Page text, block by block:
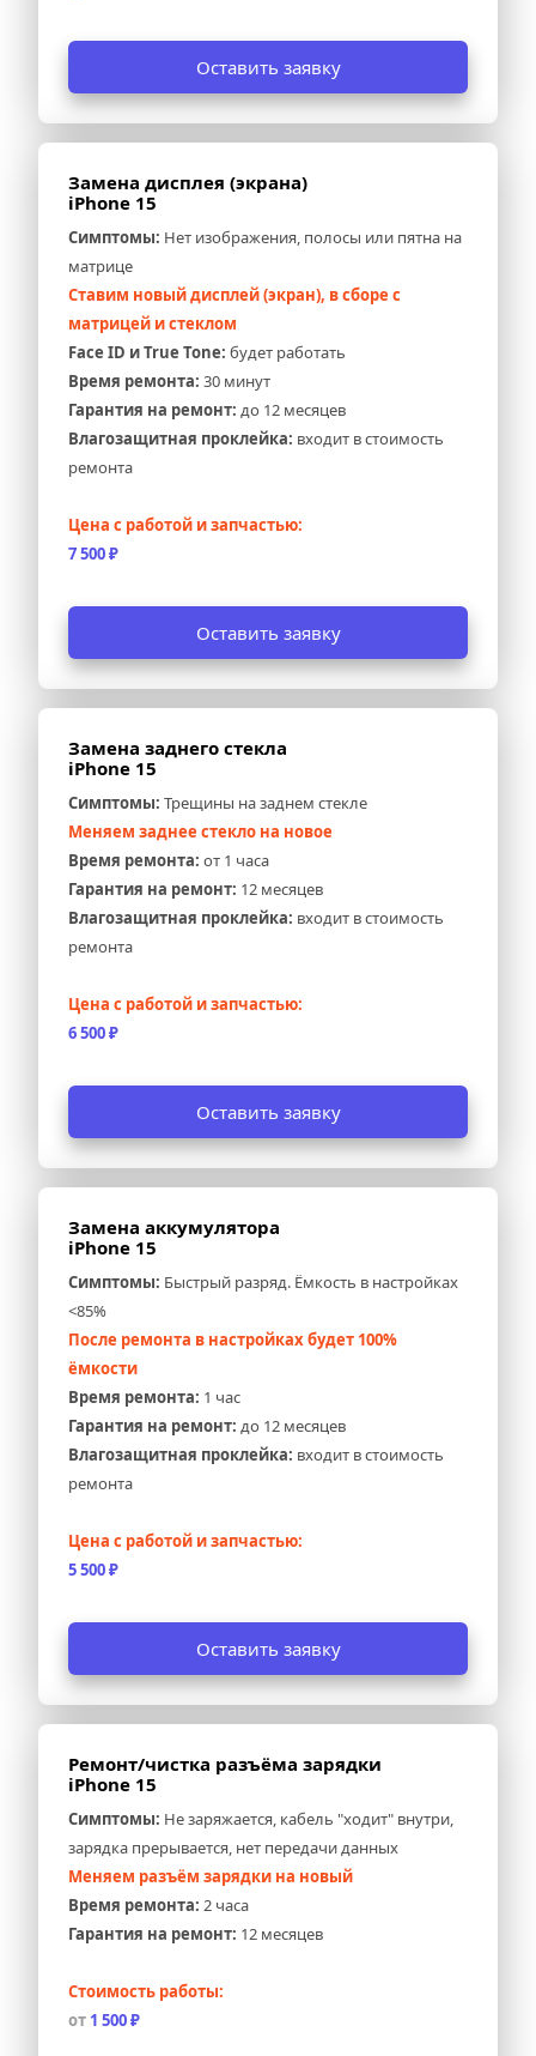
Оставить заявку
Замена дисплея (экрана)
iPhone 15
Симптомы: Нет изображения, полосы или пятна на
матрице
Ставим новый дисплей (экран), в сборе с
матрицей и стеклом
Face ID и True Tone: будет работать
Время ремонта: 30 минут
Гарантия на ремонт: до 12 месяцев
Влагозащитная проклейка: входит в стоимость
ремонта
Цена с работой и запчастью:
7 500 ₽
Оставить заявку
Замена заднего стекла
iPhone 15
Симптомы: Трещины на заднем стекле
Меняем заднее стекло на новое
Время ремонта: от 1 часа
Гарантия на ремонт: 12 месяцев
Влагозащитная проклейка: входит в стоимость
ремонта
Цена с работой и запчастью:
6 500 ₽
Оставить заявку
Замена аккумулятора
iPhone 15
Симптомы: Быстрый разряд. Ёмкость в настройках
<85%
После ремонта в настройках будет 100%
ёмкости
Время ремонта: 1 час
Гарантия на ремонт: до 12 месяцев
Влагозащитная проклейка: входит в стоимость
ремонта
Цена с работой и запчастью:
5 500 ₽
Оставить заявку
Ремонт/чистка разъёма зарядки
iPhone 15
Симптомы: Не заряжается, кабель "ходит" внутри,
зарядка прерывается, нет передачи данных
Меняем разъём зарядки на новый
Время ремонта: 2 часа
Гарантия на ремонт: 12 месяцев
Стоимость работы:
от 1 500 ₽